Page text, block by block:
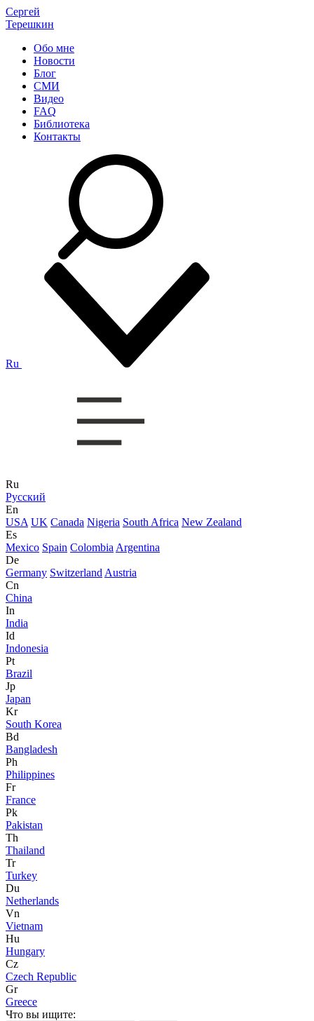
Сергей
Терешкин
Обо мне
Новости
Блог
СМИ
Видео
FAQ
Библиотека
Контакты
Ru
Ru
Русский
En
USA UK Canada Nigeria South Africa New Zealand
Es
Mexico Spain Colombia Argentina
De
Germany Switzerland Austria
Cn
China
In
India
Id
Indonesia
Pt
Brazil
Jp
Japan
Kr
South Korea
Bd
Bangladesh
Ph
Philippines
Fr
France
Pk
Pakistan
Th
Thailand
Tr
Turkey
Du
Netherlands
Vn
Vietnam
Hu
Hungary
Cz
Czech Republic
Gr
Greece
Что вы ищите: